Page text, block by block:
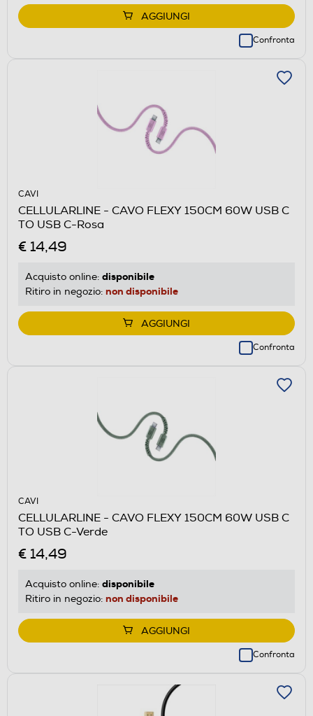
AGGIUNGI
Confronta
CAVI
CELLULARLINE - CAVO FLEXY 150CM 60W USB C
TO USB C-Rosa
€ 14,49
Acquisto online: disponibile
Ritiro in negozio: non disponibile
AGGIUNGI
Confronta
CAVI
CELLULARLINE - CAVO FLEXY 150CM 60W USB C
TO USB C-Verde
€ 14,49
Acquisto online: disponibile
Ritiro in negozio: non disponibile
AGGIUNGI
Confronta